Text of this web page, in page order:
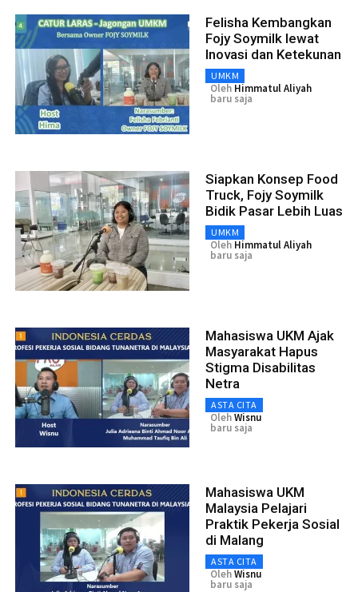
Felisha Kembangkan
Fojy Soymilk lewat
Inovasi dan Ketekunan
UMKM
Oleh Himmatul Aliyah
baru saja
Siapkan Konsep Food
Truck, Fojy Soymilk
Bidik Pasar Lebih Luas
UMKM
Oleh Himmatul Aliyah
baru saja
Mahasiswa UKM Ajak
Masyarakat Hapus
Stigma Disabilitas
Netra
ASTA CITA
OlehWisnu
baru saja
Mahasiswa UKM
Malaysia Pelajari
Praktik Pekerja Sosial
di Malang
ASTA CITA
OlehWisnu
baru saja